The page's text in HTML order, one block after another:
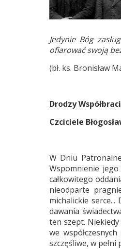
Jedynie Bóg
ofiarować swoją
(bł. ks. Bronisław
Drodzy
Czciciele
W Dniu
Wspomnienie
całkowitego
nieodparte
michalickie
dawania
ten szept.
we
szczęśliwe, w pełni